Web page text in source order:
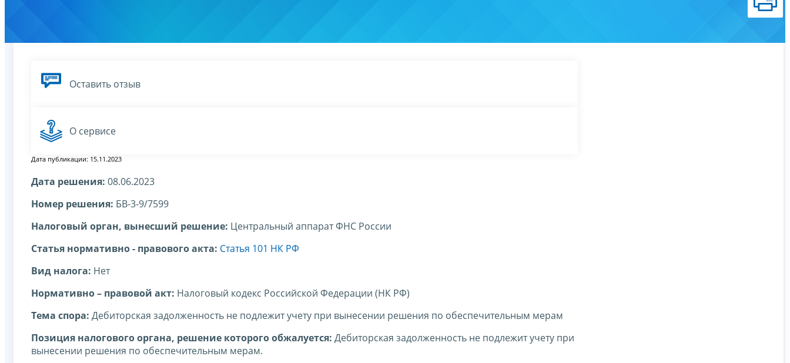
Оставить отзыв
О сервисе
Дата публикации: 15.11.2023
Дата решения: 08.06.2023
Номер решения: БВ-3-9/7599
Налоговый орган, вынесший решение: Центральный аппарат ФНС России
Статья нормативно - правового акта: Статья 101 НК РФ
Вид налога: Нет
Нормативно – правовой акт: Налоговый кодекс Российской Федерации (НК РФ)
Тема спора: Дебиторская задолженность не подлежит учету при вынесении решения по обеспечительным мерам
Позиция налогового органа, решение которого обжалуется: Дебиторская задолженность не подлежит учету при
вынесении решения по обеспечительным мерам.